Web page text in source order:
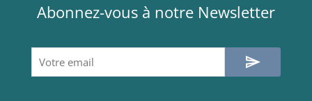
Abonnez-vous à notre Newsletter